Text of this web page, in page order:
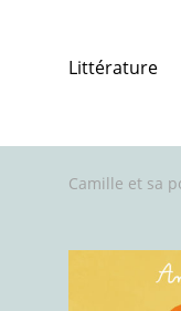
Littérature
Camille et sa